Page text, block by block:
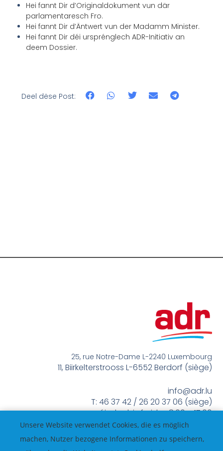
Hei fannt Dir d’Originaldokument vun där
parlamentaresch Fro.
Hei fannt Dir d’Äntwert vun der Madamm Minister.
Hei fannt Dir déi ursprénglech ADR-Initiativ an
deem Dossier.
Deel dëse Post:
25, rue Notre-Dame L-2240 Luxembourg
11, Biirkelterstrooss L-6552 Berdorf (siège)
info@adr.lu
T: 46 37 42 / 26 20 37 06 (siège)
méindes bis freides 8:00 – 17:00
Unsere Website verwendet Cookies, die es möglich
machen, Nutzer bezogene Informationen zu speichern,